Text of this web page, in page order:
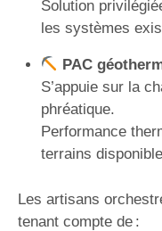
Solution
les systèmes
PAC
S’appuie sur la
phréatique.
Performance
terrains
Les artisans
tenant compte de :